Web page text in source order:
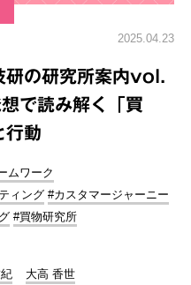
2025.04.23
研の研究所案内vol.
で読み解く「買
行動
ムワーク
ィング #カスタマージャーニー
#買物研究所
大高 香世